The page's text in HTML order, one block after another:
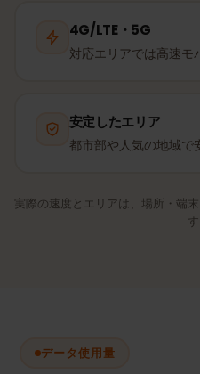
4G/LTE・5G
対応エリアでは高速モ
安定したエリア
都市部や人気の地域で
実際の速度とエリアは、場所・端
す
データ使用量